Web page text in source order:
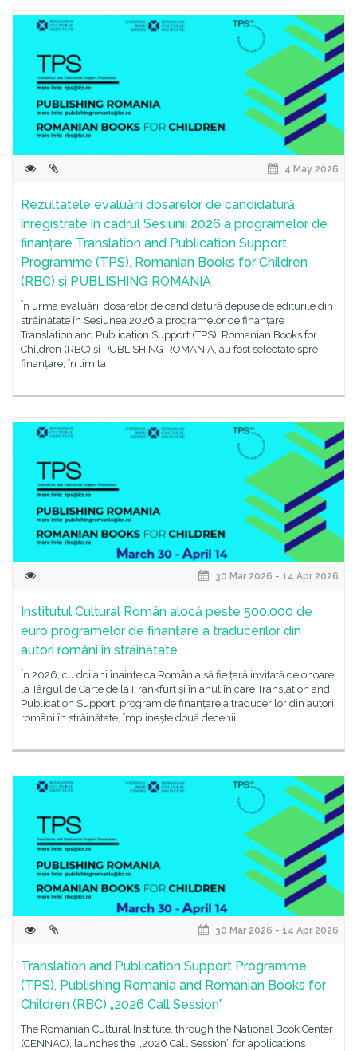
4 May 2026
Rezultatele evaluării dosarelor de candidatură
înregistrate în cadrul Sesiunii 2026 a programelor de
finanțare Translation and Publication Support
Programme (TPS), Romanian Books for Children
(RBC) și PUBLISHING ROMANIA
În urma evaluării dosarelor de candidatură depuse de editurile din
străinătate în Sesiunea 2026 a programelor de finanțare
Translation and Publication Support (TPS), Romanian Books for
Children (RBC) și PUBLISHING ROMANIA, au fost selectate spre
finanțare, în limita
30 Mar 2026 - 14 Apr 2026
Institutul Cultural Român alocă peste 500.000 de
euro programelor de finanțare a traducerilor din
autori români în străinătate
În 2026, cu doi ani înainte ca România să fie țară invitată de onoare
la Târgul de Carte de la Frankfurt și în anul în care Translation and
Publication Support, program de finanțare a traducerilor din autori
români în străinătate, împlinește două decenii
30 Mar 2026 - 14 Apr 2026
Translation and Publication Support Programme
(TPS), Publishing Romania and Romanian Books for
Children (RBC) „2026 Call Session”
The Romanian Cultural Institute, through the National Book Center
(CENNAC), launches the „2026 Call Session” for applications